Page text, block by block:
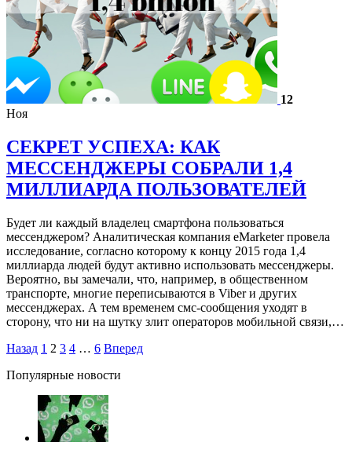
12
Ноя
СЕКРЕТ УСПЕХА: КАК
МЕССЕНДЖЕРЫ СОБРАЛИ 1,4
МИЛЛИАРДА ПОЛЬЗОВАТЕЛЕЙ
Будет ли каждый владелец смартфона пользоваться
мессенджером? Аналитическая компания eMarketer провела
исследование, согласно которому к концу 2015 года 1,4
миллиарда людей будут активно использовать мессенджеры.
Вероятно, вы замечали, что, например, в общественном
транспорте, многие переписываются в Viber и других
мессенджерах. А тем временем смс-сообщения уходят в
сторону, что ни на шутку злит операторов мобильной связи,…
Назад 1 2 3 4 … 6 Вперед
Популярные новости